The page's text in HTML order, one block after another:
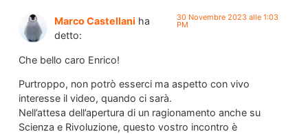
Marco Castellani ha
detto:
30 Novembre 2023 alle 1:03
PM
Che bello caro Enrico!
Purtroppo, non potrò esserci ma aspetto con vivo
interesse il video, quando ci sarà.
Nell’attesa dell’apertura di un ragionamento anche su
Scienza e Rivoluzione, questo vostro incontro è